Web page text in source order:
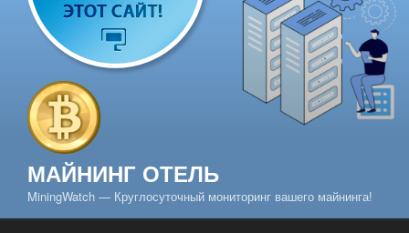
МАЙНИНГ ОТЕЛЬ
MiningWatch — Круглосуточный мониторинг вашего майнинга!